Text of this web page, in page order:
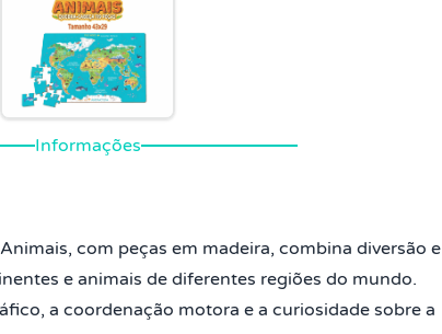
Informações
com peças em madeira, combina diversão e
e animais de diferentes regiões do mundo.
a coordenação motora e a curiosidade sobre a